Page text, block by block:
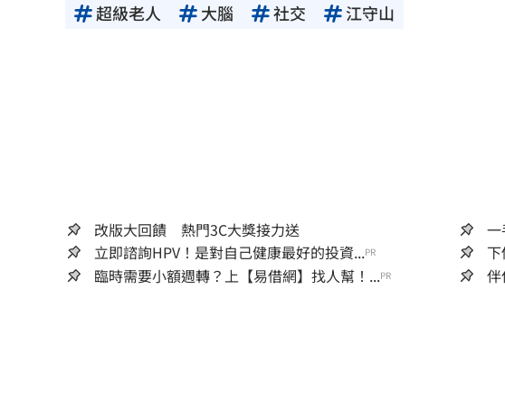
超級老人 大腦 社交 江守山
改版大回饋 熱門3C大獎接力送
立即諮詢HPV！是對自己健康最好的投資...PR
臨時需要小額週轉？上【易借網】找人幫！...PR